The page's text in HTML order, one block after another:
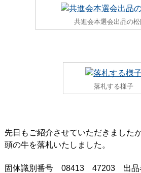
共進会本選会出品の
落札する様子
先日もご紹介させていただきました
頭の牛を落札いたしました。
固体識別番号 08413 47203 出品